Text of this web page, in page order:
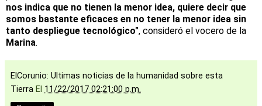
nos indica que no tienen la menor idea, quiere decir que
somos bastante eficaces en no tener la menor idea sin
tanto despliegue tecnológico", consideró el vocero de la
Marina.
ElCorunio: Ultimas noticias de la humanidad sobre esta
Tierra El 11/22/2017 02:21:00 p.m.